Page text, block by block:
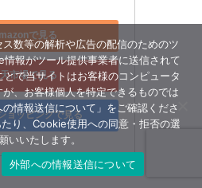
で見る
市場で見る
ョッピングで見る
数等の解析や広告の配信のためのツ
報がツール提供事業者に送信されて
で当サイトはお客様のコンピュータ
、お客様個人を特定できるものでは
情報送信について」をご確認くださ
り、Cookie使用への同意・拒否の選
いいたします。
外部への情報送信について